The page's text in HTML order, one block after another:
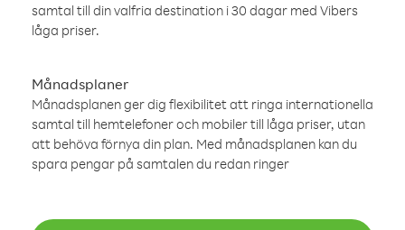
samtal till din valfria destination i 30 dagar med Vibers
låga priser.
Månadsplaner
Månadsplanen ger dig flexibilitet att ringa internationella
samtal till hemtelefoner och mobiler till låga priser, utan
att behöva förnya din plan. Med månadsplanen kan du
spara pengar på samtalen du redan ringer